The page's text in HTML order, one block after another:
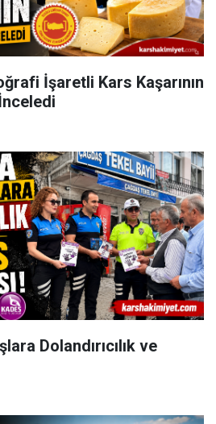
İşaretli Kars Kaşarının
Dolandırıcılık ve